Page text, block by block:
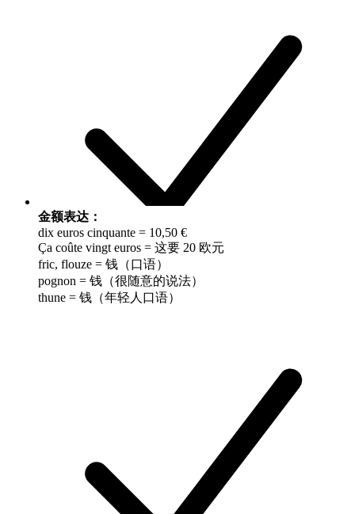
金额表达：
dix euros cinquante = 10,50 €
Ça coûte vingt euros = 这要 20 欧元
fric, flouze = 钱（口语）
pognon = 钱（很随意的说法）
thune = 钱（年轻人口语）